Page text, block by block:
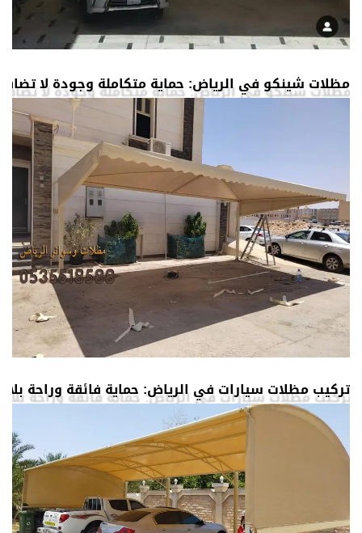
مظلات شينكو في الرياض: حماية متكاملة وجودة لا
تركيب مظلات سيارات في الرياض: حماية فائقة وراحة بلا